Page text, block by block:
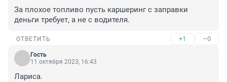
За плохое топливо пусть каршеринг с заправки
деньги требует, а не с водителя.
ОТВЕТИТЬ +1 –0
Гость
11 октября 2023, 16:43
Лариса.